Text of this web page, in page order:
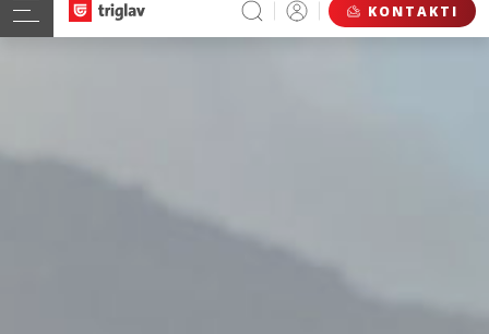
KONTAKTI